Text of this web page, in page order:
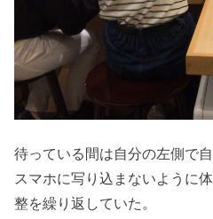
待っている間は自分の左側で
スマホに写り込まないように
整を繰り返していた。